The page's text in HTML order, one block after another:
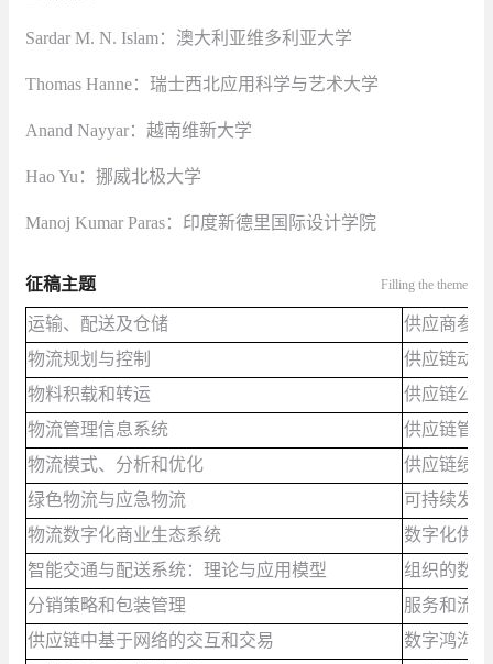
Sardar M. N. Islam：澳大利亚维多利亚大学
Thomas Hanne：瑞士西北应用科学与艺术大学
Anand Nayyar：越南维新大学
Hao Yu：挪威北极大学
Manoj Kumar Paras：印度新德里国际设计学院
征稿主题 Filling the theme
运输、配送及仓储
供应商参
物流规划与控制
供应链动
物料积载和转运
供应链公
物流管理信息系统
供应链管
物流模式、分析和优化
供应链绩
绿色物流与应急物流
可持续发
物流数字化商业生态系统
数字化供
智能交通与配送系统：理论与应用模型
组织的数
分销策略和包装管理
服务和流
供应链中基于网络的交互和交易
数字鸿沟